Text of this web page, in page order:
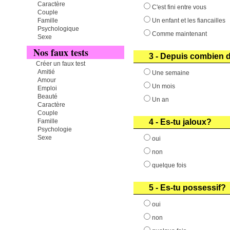
Caractère
Couple
Famille
Psychologique
Sexe
Nos faux tests
Créer un faux test
Amitié
Amour
Emploi
Beauté
Caractère
Couple
Famille
Psychologie
Sexe
C'est fini entre vous
Un enfant et les fiancailles
Comme maintenant
3 - Depuis combien
Une semaine
Un mois
Un an
4 - Es-tu jaloux?
oui
non
quelque fois
5 - Es-tu possessif?
oui
non